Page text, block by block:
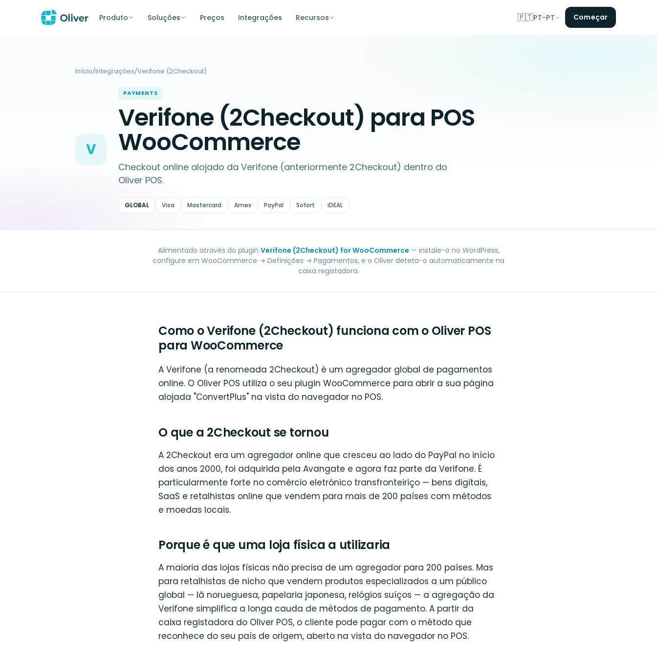
Produto Soluções Preços Integrações Recursos 🇵🇹PT-PT Começar
Início/Integrações/Verifone (2Checkout)
V
PAYMENTS
Verifone (2Checkout) para POS
WooCommerce
Checkout online alojado da Verifone (anteriormente 2Checkout) dentro do
Oliver POS.
GLOBAL Visa Mastercard Amex PayPal Sofort iDEAL
Alimentado através do plugin Verifone (2Checkout) for WooCommerce — instale-o no WordPress,
configure em WooCommerce → Definições → Pagamentos, e o Oliver deteta-o automaticamente na
caixa registadora.
Como o Verifone (2Checkout) funciona com o Oliver POS
para WooCommerce
A Verifone (a renomeada 2Checkout) é um agregador global de pagamentos
online. O Oliver POS utiliza o seu plugin WooCommerce para abrir a sua página
alojada "ConvertPlus" na vista do navegador no POS.
O que a 2Checkout se tornou
A 2Checkout era um agregador online que cresceu ao lado do PayPal no início
dos anos 2000, foi adquirida pela Avangate e agora faz parte da Verifone. É
particularmente forte no comércio eletrónico transfronteiriço — bens digitais,
SaaS e retalhistas online que vendem para mais de 200 países com métodos
e moedas locais.
Porque é que uma loja física a utilizaria
A maioria das lojas físicas não precisa de um agregador para 200 países. Mas
para retalhistas de nicho que vendem produtos especializados a um público
global — lã norueguesa, papelaria japonesa, relógios suíços — a agregação da
Verifone simplifica a longa cauda de métodos de pagamento. A partir da
caixa registadora do Oliver POS, o cliente pode pagar com o método que
reconhece do seu país de origem, aberto na vista do navegador no POS.